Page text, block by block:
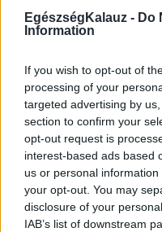
EgészségKalauz - Do
Information
If you wish to opt-out of
processing of your
targeted advertising by
section to confirm your
opt-out request is
interest-based ads based
us or personal
your opt-out. You may
disclosure of your
IAB’s list of downstream
Friss koronavírus hírek ma
Koronavírus:
kötelező a